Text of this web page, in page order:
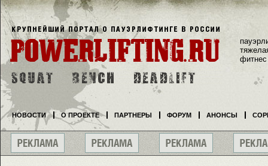
фитнес
НОВОСТИ О ПРОЕКТЕ ПАРТНЕРЫ ФОРУМ АНОНСЫ